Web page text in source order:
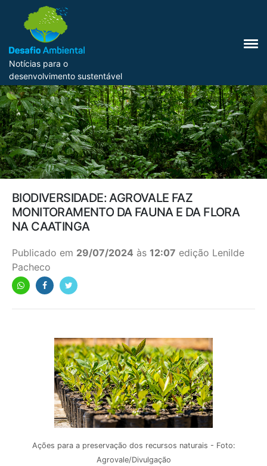
Notícias para o
desenvolvimento sustentável
BIODIVERSIDADE: AGROVALE FAZ
MONITORAMENTO DA FAUNA E DA FLORA
NA CAATINGA
Publicado em 29/07/2024 às 12:07 edição Lenilde
Pacheco
Ações para a preservação dos recursos naturais - Foto:
Agrovale/Divulgação